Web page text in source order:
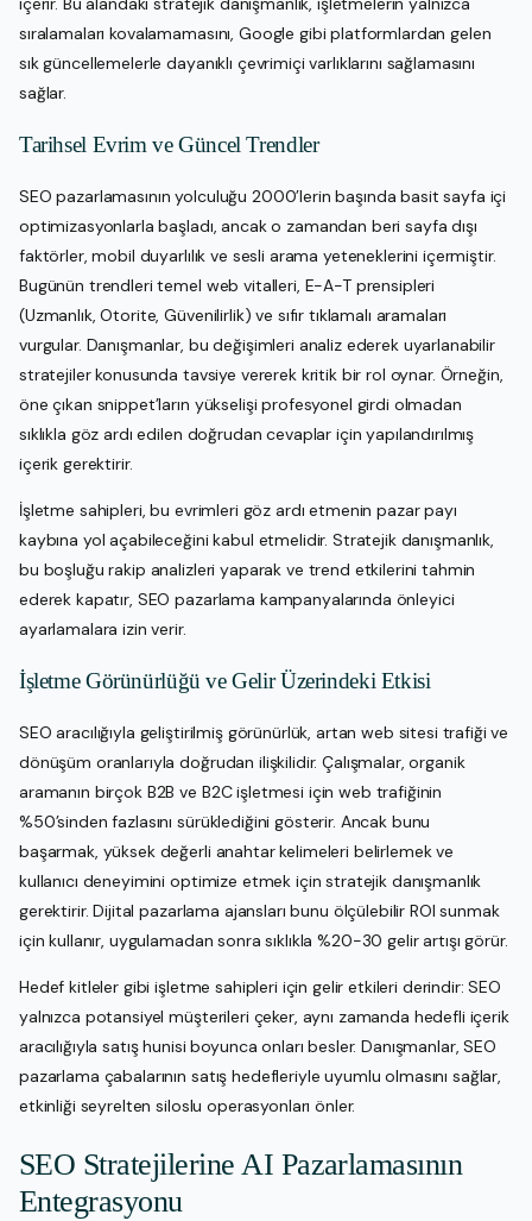
sıralamaları kovalamamasını, Google gibi platformlardan gelen
sık güncellemelerle dayanıklı çevrimiçi varlıklarını sağlamasını
sağlar.
Tarihsel Evrim ve Güncel Trendler
SEO pazarlamasının yolculuğu 2000’lerin başında basit sayfa içi
optimizasyonlarla başladı, ancak o zamandan beri sayfa dışı
faktörler, mobil duyarlılık ve sesli arama yeteneklerini içermiştir.
Bugünün trendleri temel web vitalleri, E-A-T prensipleri
(Uzmanlık, Otorite, Güvenilirlik) ve sıfır tıklamalı aramaları
vurgular. Danışmanlar, bu değişimleri analiz ederek uyarlanabilir
stratejiler konusunda tavsiye vererek kritik bir rol oynar. Örneğin,
öne çıkan snippet’ların yükselişi profesyonel girdi olmadan
sıklıkla göz ardı edilen doğrudan cevaplar için yapılandırılmış
içerik gerektirir.
İşletme sahipleri, bu evrimleri göz ardı etmenin pazar payı
kaybına yol açabileceğini kabul etmelidir. Stratejik danışmanlık,
bu boşluğu rakip analizleri yaparak ve trend etkilerini tahmin
ederek kapatır, SEO pazarlama kampanyalarında önleyici
ayarlamalara izin verir.
İşletme Görünürlüğü ve Gelir Üzerindeki Etkisi
SEO aracılığıyla geliştirilmiş görünürlük, artan web sitesi trafiği ve
dönüşüm oranlarıyla doğrudan ilişkilidir. Çalışmalar, organik
aramanın birçok B2B ve B2C işletmesi için web trafiğinin
%50’sinden fazlasını sürüklediğini gösterir. Ancak bunu
başarmak, yüksek değerli anahtar kelimeleri belirlemek ve
kullanıcı deneyimini optimize etmek için stratejik danışmanlık
gerektirir. Dijital pazarlama ajansları bunu ölçülebilir ROI sunmak
için kullanır, uygulamadan sonra sıklıkla %20-30 gelir artışı görür.
Hedef kitleler gibi işletme sahipleri için gelir etkileri derindir: SEO
yalnızca potansiyel müşterileri çeker, aynı zamanda hedefli içerik
aracılığıyla satış hunisi boyunca onları besler. Danışmanlar, SEO
pazarlama çabalarının satış hedefleriyle uyumlu olmasını sağlar,
etkinliği seyrelten siloslu operasyonları önler.
SEO Stratejilerine AI Pazarlamasının
Entegrasyonu